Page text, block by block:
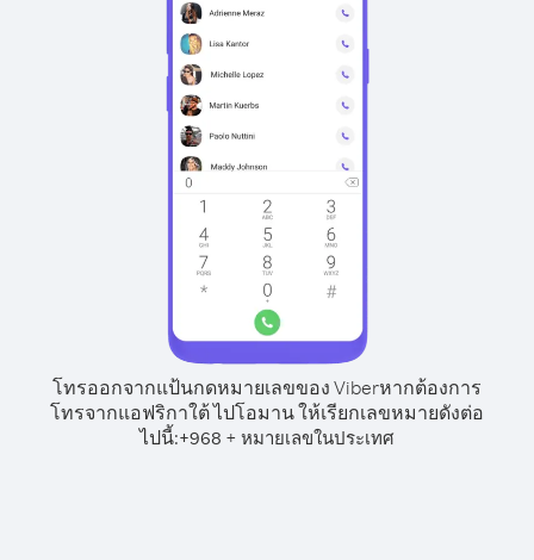
โทรออกจากแป้นกดหมายเลขของ Viberหากต้องการ
โทรจากแอฟริกาใต้ ไปโอมาน ให้เรียกเลขหมายดังต่อ
ไปนี้:+968 + หมายเลขในประเทศ